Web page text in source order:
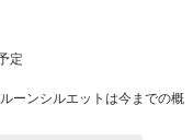
定
ーンシルエットは今までの概